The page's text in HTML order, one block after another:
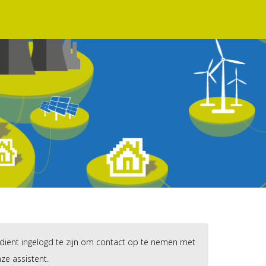
ingelogd te zijn om contact op te nemen met
assistent.